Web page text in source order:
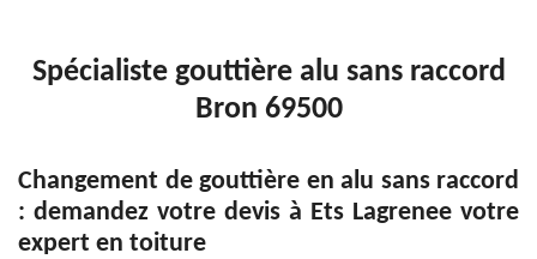
Spécialiste gouttière alu sans raccord
Bron 69500
Changement de gouttière en alu sans raccord
: demandez votre devis à Ets Lagrenee votre
expert en toiture